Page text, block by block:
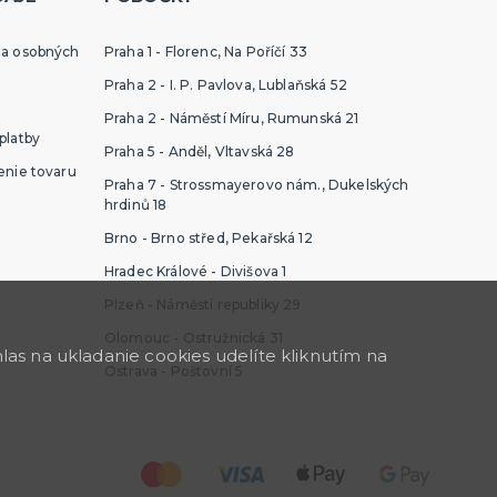
osobných
tovaru
Praha 1 - Florenc, Na Poříčí 33
Praha 2 - I. P. Pavlova, Lublaňská 52
Praha 2 - Náměstí Míru, Rumunská 21
Praha 5 - Anděl, Vltavská 28
Praha 7 - Strossmayerovo nám., Dukelských
hrdinů 18
Brno - Brno střed, Pekařská 12
Hradec Králové - Divišova 1
Plzeň - Náměstí republiky 29
Olomouc - Ostružnická 31
Ostrava - Poštovní 5
na ukladanie cookies udelíte kliknutím na